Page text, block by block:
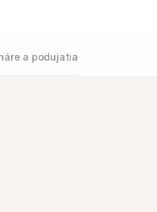
a podujatia